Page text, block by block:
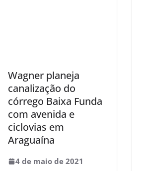
Wagner planeja
canalização do
córrego Baixa Funda
com avenida e
ciclovias em
Araguaína
4 de maio de 2021